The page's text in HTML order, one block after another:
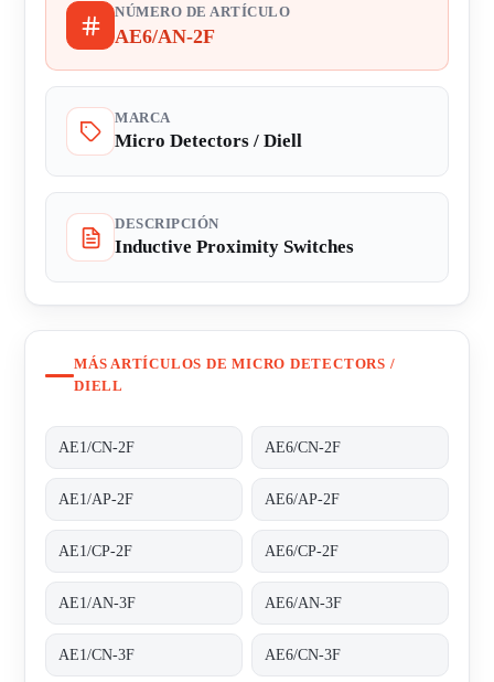
NÚMERO DE ARTÍCULO
AE6/AN-2F
MARCA
Micro Detectors / Diell
DESCRIPCIÓN
Inductive Proximity Switches
MÁS ARTÍCULOS DE MICRO DETECTORS /
DIELL
AE1/CN-2F AE6/CN-2F
AE1/AP-2F AE6/AP-2F
AE1/CP-2F AE6/CP-2F
AE1/AN-3F AE6/AN-3F
AE1/CN-3F AE6/CN-3F